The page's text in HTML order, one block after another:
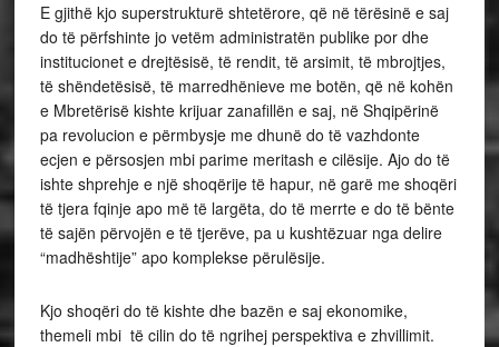
E gjithë kjo superstrukturë shtetërore, që në tërësinë e saj
do të përfshinte jo vetëm administratën publike por dhe
institucionet e drejtësisë, të rendit, të arsimit, të mbrojtjes,
të shëndetësisë, të marredhënieve me botën, që në kohën
e Mbretërisë kishte krijuar zanafillën e saj, në Shqipërinë
pa revolucion e përmbysje me dhunë do të vazhdonte
ecjen e përsosjen mbi parime meritash e cilësije. Ajo do të
ishte shprehje e një shoqërije të hapur, në garë me shoqëri
të tjera fqinje apo më të largëta, do të merrte e do të bënte
të sajën përvojën e të tjerëve, pa u kushtëzuar nga delire
“madhështije” apo komplekse përulësije.
Kjo shoqëri do të kishte dhe bazën e saj ekonomike,
themeli mbi të cilin do të ngrihej perspektiva e zhvillimit.